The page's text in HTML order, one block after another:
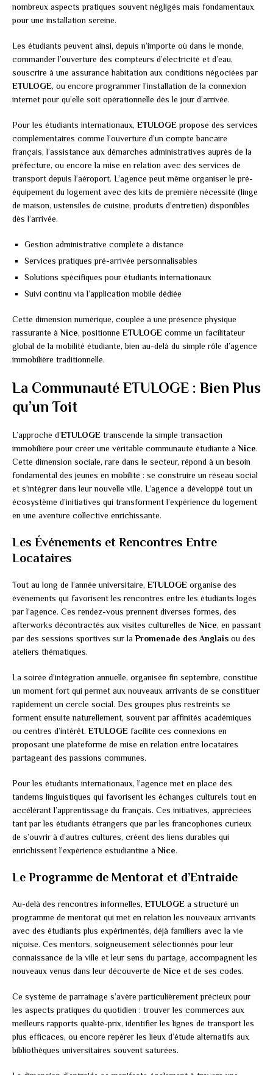
nombreux aspects pratiques souvent négligés mais fondamentaux
pour une installation sereine.
Les étudiants peuvent ainsi, depuis n’importe où dans le monde,
commander l’ouverture des compteurs d’électricité et d’eau,
souscrire à une assurance habitation aux conditions négociées par
ETULOGE, ou encore programmer l’installation de la connexion
internet pour qu’elle soit opérationnelle dès le jour d’arrivée.
Pour les étudiants internationaux, ETULOGEpropose des services
complémentaires comme l’ouverture d’un compte bancaire
français, l’assistance aux démarches administratives auprès de la
préfecture, ou encore la mise en relation avec des services de
transport depuis l’aéroport. L’agence peut même organiser le pré-
équipement du logement avec des kits de première nécessité (linge
de maison, ustensiles de cuisine, produits d’entretien) disponibles
dès l’arrivée.
Gestion administrative complète à distance
Services pratiques pré-arrivée personnalisables
Solutions spécifiques pour étudiants internationaux
Suivi continu via l’application mobile dédiée
Cette dimension numérique, couplée à une présence physique
rassurante àNice, positionne ETULOGE comme un facilitateur
global de la mobilité étudiante, bien au-delà du simple rôle d’agence
immobilière traditionnelle.
La Communauté ETULOGE : Bien Plus
qu’un Toit
L’approche d’ETULOGE transcende la simple transaction
immobilière pour créer une véritable communauté étudiante àNice.
Cette dimension sociale, rare dans le secteur, répond à un besoin
fondamental des jeunes en mobilité : se construire un réseau social
et s’intégrer dans leur nouvelle ville. L’agence a développé tout un
écosystème d’initiatives qui transforment l’expérience du logement
en une aventure collective enrichissante.
Les Événements et Rencontres Entre
Locataires
Tout au long de l’année universitaire, ETULOGE organise des
événements qui favorisent les rencontres entre les étudiants logés
par l’agence. Ces rendez-vous prennent diverses formes, des
afterworks décontractés aux visites culturelles deNice, en passant
par des sessions sportives sur laPromenade des Anglais ou des
ateliers thématiques.
La soirée d’intégration annuelle, organisée fin septembre, constitue
un moment fort qui permet aux nouveaux arrivants de se constituer
rapidement un cercle social. Des groupes plus restreints se
forment ensuite naturellement, souvent par affinités académiques
ou centres d’intérêt. ETULOGE facilite ces connexions en
proposant une plateforme de mise en relation entre locataires
partageant des passions communes.
Pour les étudiants internationaux, l’agence met en place des
tandems linguistiques qui favorisent les échanges culturels tout en
accélérant l’apprentissage du français. Ces initiatives, appréciées
tant par les étudiants étrangers que par les francophones curieux
de s’ouvrir à d’autres cultures, créent des liens durables qui
enrichissent l’expérience estudiantine àNice.
Le Programme de Mentorat et d’Entraide
Au-delà des rencontres informelles, ETULOGE a structuré un
programme de mentorat qui met en relation les nouveaux arrivants
avec des étudiants plus expérimentés, déjà familiers avec la vie
niçoise. Ces mentors, soigneusement sélectionnés pour leur
connaissance de la ville et leur sens du partage, accompagnent les
nouveaux venus dans leur découverte deNice et de ses codes.
Ce système de parrainage s’avère particulièrement précieux pour
les aspects pratiques du quotidien : trouver les commerces aux
meilleurs rapports qualité-prix, identifier les lignes de transport les
plus efficaces, ou encore repérer les lieux d’étude alternatifs aux
bibliothèques universitaires souvent saturées.